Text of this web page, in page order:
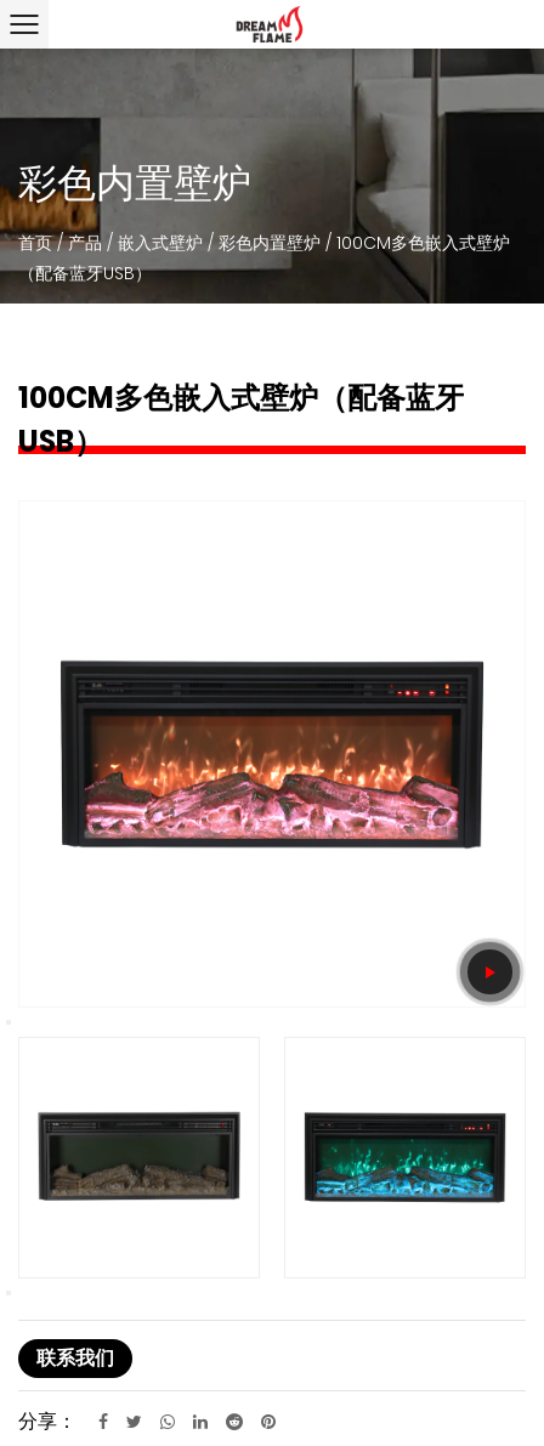
彩色内置壁炉
首页/产品 / 嵌入式壁炉 /彩色内置壁炉 / 100CM多色嵌入式壁炉
（配备蓝牙USB）
100CM多色嵌入式壁炉（配备蓝牙
USB）
联系我们
分享：